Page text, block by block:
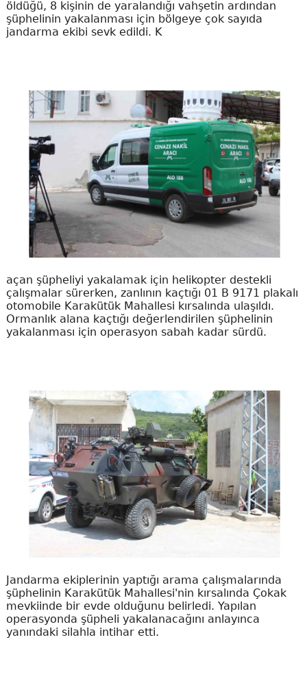
öldüğü, 8 kişinin de yaralandığı vahşetin ardından
şüphelinin yakalanması için bölgeye çok sayıda
jandarma ekibi sevk edildi. K
açan şüpheliyi yakalamak için helikopter destekli
çalışmalar sürerken, zanlının kaçtığı 01 B 9171 plakalı
otomobile Karakütük Mahallesi kırsalında ulaşıldı.
Ormanlık alana kaçtığı değerlendirilen şüphelinin
yakalanması için operasyon sabah kadar sürdü.
Jandarma ekiplerinin yaptığı arama çalışmalarında
şüphelinin Karakütük Mahallesi'nin kırsalında Çokak
mevkiinde bir evde olduğunu belirledi. Yapılan
operasyonda şüpheli yakalanacağını anlayınca
yanındaki silahla intihar etti.